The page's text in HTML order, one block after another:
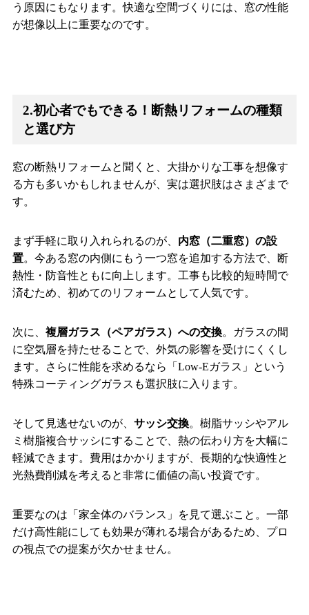
う原因にもなります。快適な空間づくりには、窓の性能
が想像以上に重要なのです。
2.初心者でもできる！断熱リフォームの種類
と選び方
窓の断熱リフォームと聞くと、大掛かりな工事を想像す
る方も多いかもしれませんが、実は選択肢はさまざまで
す。
まず手軽に取り入れられるのが、 内窓（二重窓）の設
置。今ある窓の内側にもう一つ窓を追加する方法で、断
熱性・防音性ともに向上します。工事も比較的短時間で
済むため、初めてのリフォームとして人気です。
次に、 複層ガラス（ペアガラス）への交換。ガラスの間
に空気層を持たせることで、外気の影響を受けにくくし
ます。さらに性能を求めるなら「Low-Eガラス」という
特殊コーティングガラスも選択肢に入ります。
そして見逃せないのが、 サッシ交換。樹脂サッシやアル
ミ樹脂複合サッシにすることで、熱の伝わり方を大幅に
軽減できます。費用はかかりますが、長期的な快適性と
光熱費削減を考えると非常に価値の高い投資です。
重要なのは「家全体のバランス」を見て選ぶこと。一部
だけ高性能にしても効果が薄れる場合があるため、プロ
の視点での提案が欠かせません。